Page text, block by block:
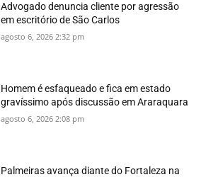
Advogado denuncia cliente por agressão
em escritório de São Carlos
agosto 6, 2026 2:32 pm
Homem é esfaqueado e fica em estado
gravíssimo após discussão em Araraquara
agosto 6, 2026 2:08 pm
Palmeiras avança diante do Fortaleza na